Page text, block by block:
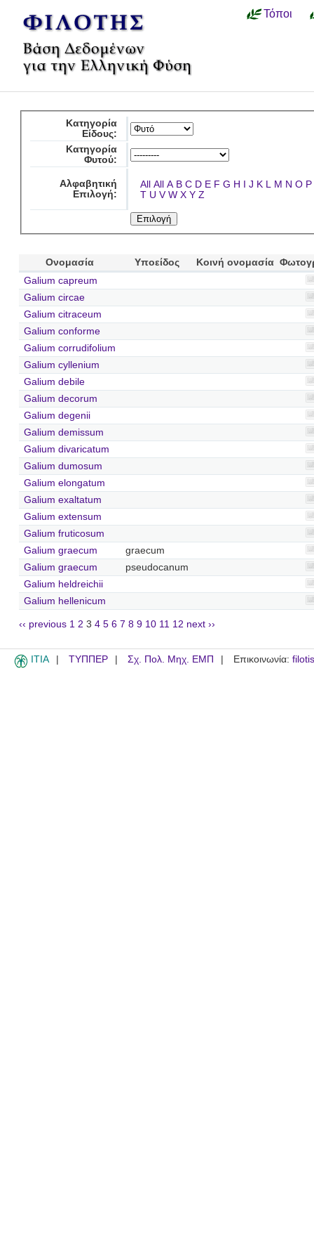
Τόποι
Κατηγορία
Είδους:
Κατηγορία
Φυτού:
Αλφαβητική
Επιλογή:
All All A B C D E F G H I J K L M N O P
T U V W X Y Z
Ονομασία Υποείδος Κοινή ονομασία
Galium capreum
Galium circae
Galium citraceum
Galium conforme
Galium corrudifolium
Galium cyllenium
Galium debile
Galium decorum
Galium degenii
Galium demissum
Galium divaricatum
Galium dumosum
Galium elongatum
Galium exaltatum
Galium extensum
Galium fruticosum
Galium graecum
graecum
Galium graecum
pseudocanum
Galium heldreichii
Galium hellenicum
‹‹ previous 1 2 3 4 5 6 7 8 9 10 11 12 next ››
ITIA ΤΥΠΠΕΡ Σχ. Πολ. Μηχ. ΕΜΠ Επικοινωνία: